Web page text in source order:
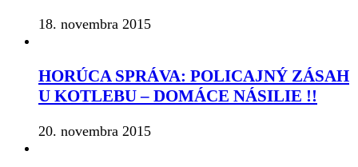
18. novembra 2015
HORÚCA SPRÁVA: POLICAJNÝ ZÁSAH
U KOTLEBU – DOMÁCE NÁSILIE !!
20. novembra 2015